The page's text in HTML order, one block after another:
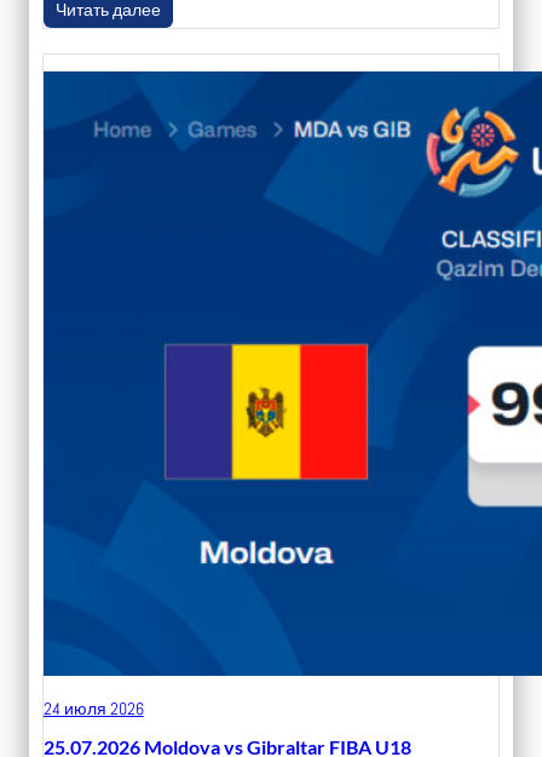
Читать далее
24 июля 2026
25.07.2026 Moldova vs Gibraltar FIBA U18